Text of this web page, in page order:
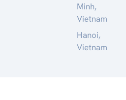
Minh,
Vietnam
Hanoi,
Vietnam